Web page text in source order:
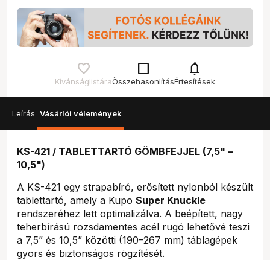
Kívánságlistára
check_box_outline_blank
Összehasonlítás
notifications
Értesítések
Leírás Vásárlói vélemények
KS-421 / TABLETTARTÓ GÖMBFEJJEL (7,5" –
10,5")
A KS-421 egy strapabíró, erősített nylonból készült
tablettartó, amely a Kupo Super Knuckle
rendszeréhez lett optimalizálva. A beépített, nagy
teherbírású rozsdamentes acél rugó lehetővé teszi
a 7,5” és 10,5” közötti (190–267 mm) táblagépek
gyors és biztonságos rögzítését.